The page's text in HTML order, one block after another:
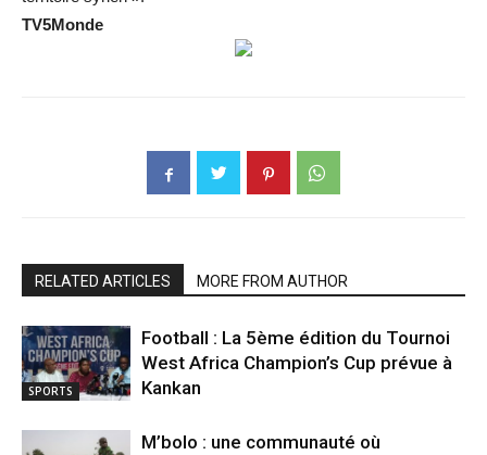
TV5Monde
RELATED ARTICLES MORE FROM AUTHOR
SPORTS
Football : La 5ème édition du Tournoi
West Africa Champion’s Cup prévue à
Kankan
M’bolo : une communauté où